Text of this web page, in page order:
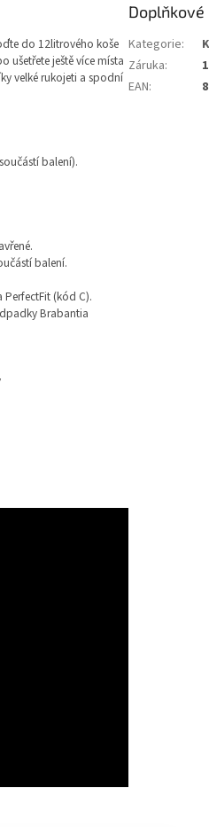
do 12litrového koše
ušetřete ještě více místa
velké rukojeti a spodní
balení).
balení.
(kód C).
Brabantia
Kategorie:
Záruka:
EAN: